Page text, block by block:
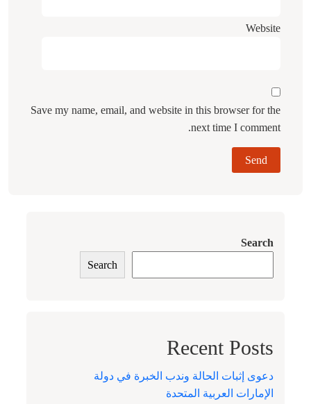
Website
Save my name, email, and website in this browser for the
next time I comment.
Search
Search
Recent Posts
دعوى إثبات الحالة وندب الخبرة في دولة
الإمارات العربية المتحدة